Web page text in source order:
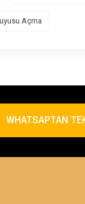
Açma
WHATSAPTAN